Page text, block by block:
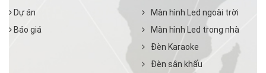
Dự án
Báo giá
Màn hình Led ngoài trời
Màn hình Led trong nhà
Đèn Karaoke
Đèn sân khấu